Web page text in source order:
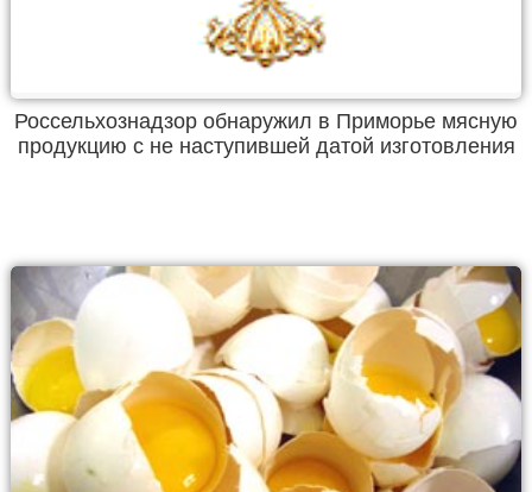
Россельхознадзор обнаружил в Приморье мясную
продукцию с не наступившей датой изготовления